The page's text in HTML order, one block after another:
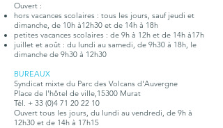
Ouvert :
hors vacances scolaires : tous les jours, sauf jeudi et
dimanche, de 10h à12h30 et de 14h à 18h
petites vacances scolaires : de 9h à 12h et de 14h à17h
juillet et août : du lundi au samedi, de 9h30 à 18h, le
dimanche de 9h30 à 12h30
BUREAUX
Syndicat mixte du Parc des Volcans d'Auvergne
Place de l'hôtel de ville,15300 Murat
Tél. + 33 (0)4 71 20 22 10
Ouvert tous les jours, du lundi au vendredi, de 9h à
12h30 et de 14h à 17h15